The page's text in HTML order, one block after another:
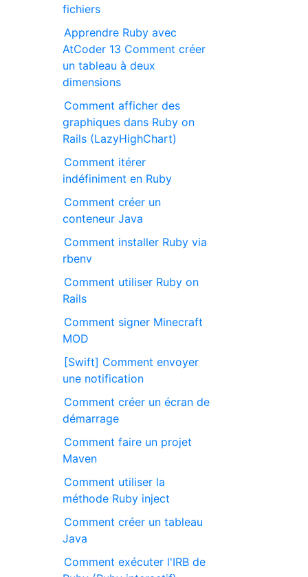
fichiers
Apprendre Ruby avec
AtCoder 13 Comment créer
un tableau à deux
dimensions
Comment afficher des
graphiques dans Ruby on
Rails (LazyHighChart)
Comment itérer
indéfiniment en Ruby
Comment créer un
conteneur Java
Comment installer Ruby via
rbenv
Comment utiliser Ruby on
Rails
Comment signer Minecraft
MOD
[Swift] Comment envoyer
une notification
Comment créer un écran de
démarrage
Comment faire un projet
Maven
Comment utiliser la
méthode Ruby inject
Comment créer un tableau
Java
Comment exécuter l'IRB de